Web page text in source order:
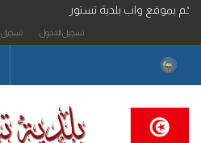
مرحبا بكم بموقع واب بلدية تستور
تسجيل الدخول تسجيل
البحث...